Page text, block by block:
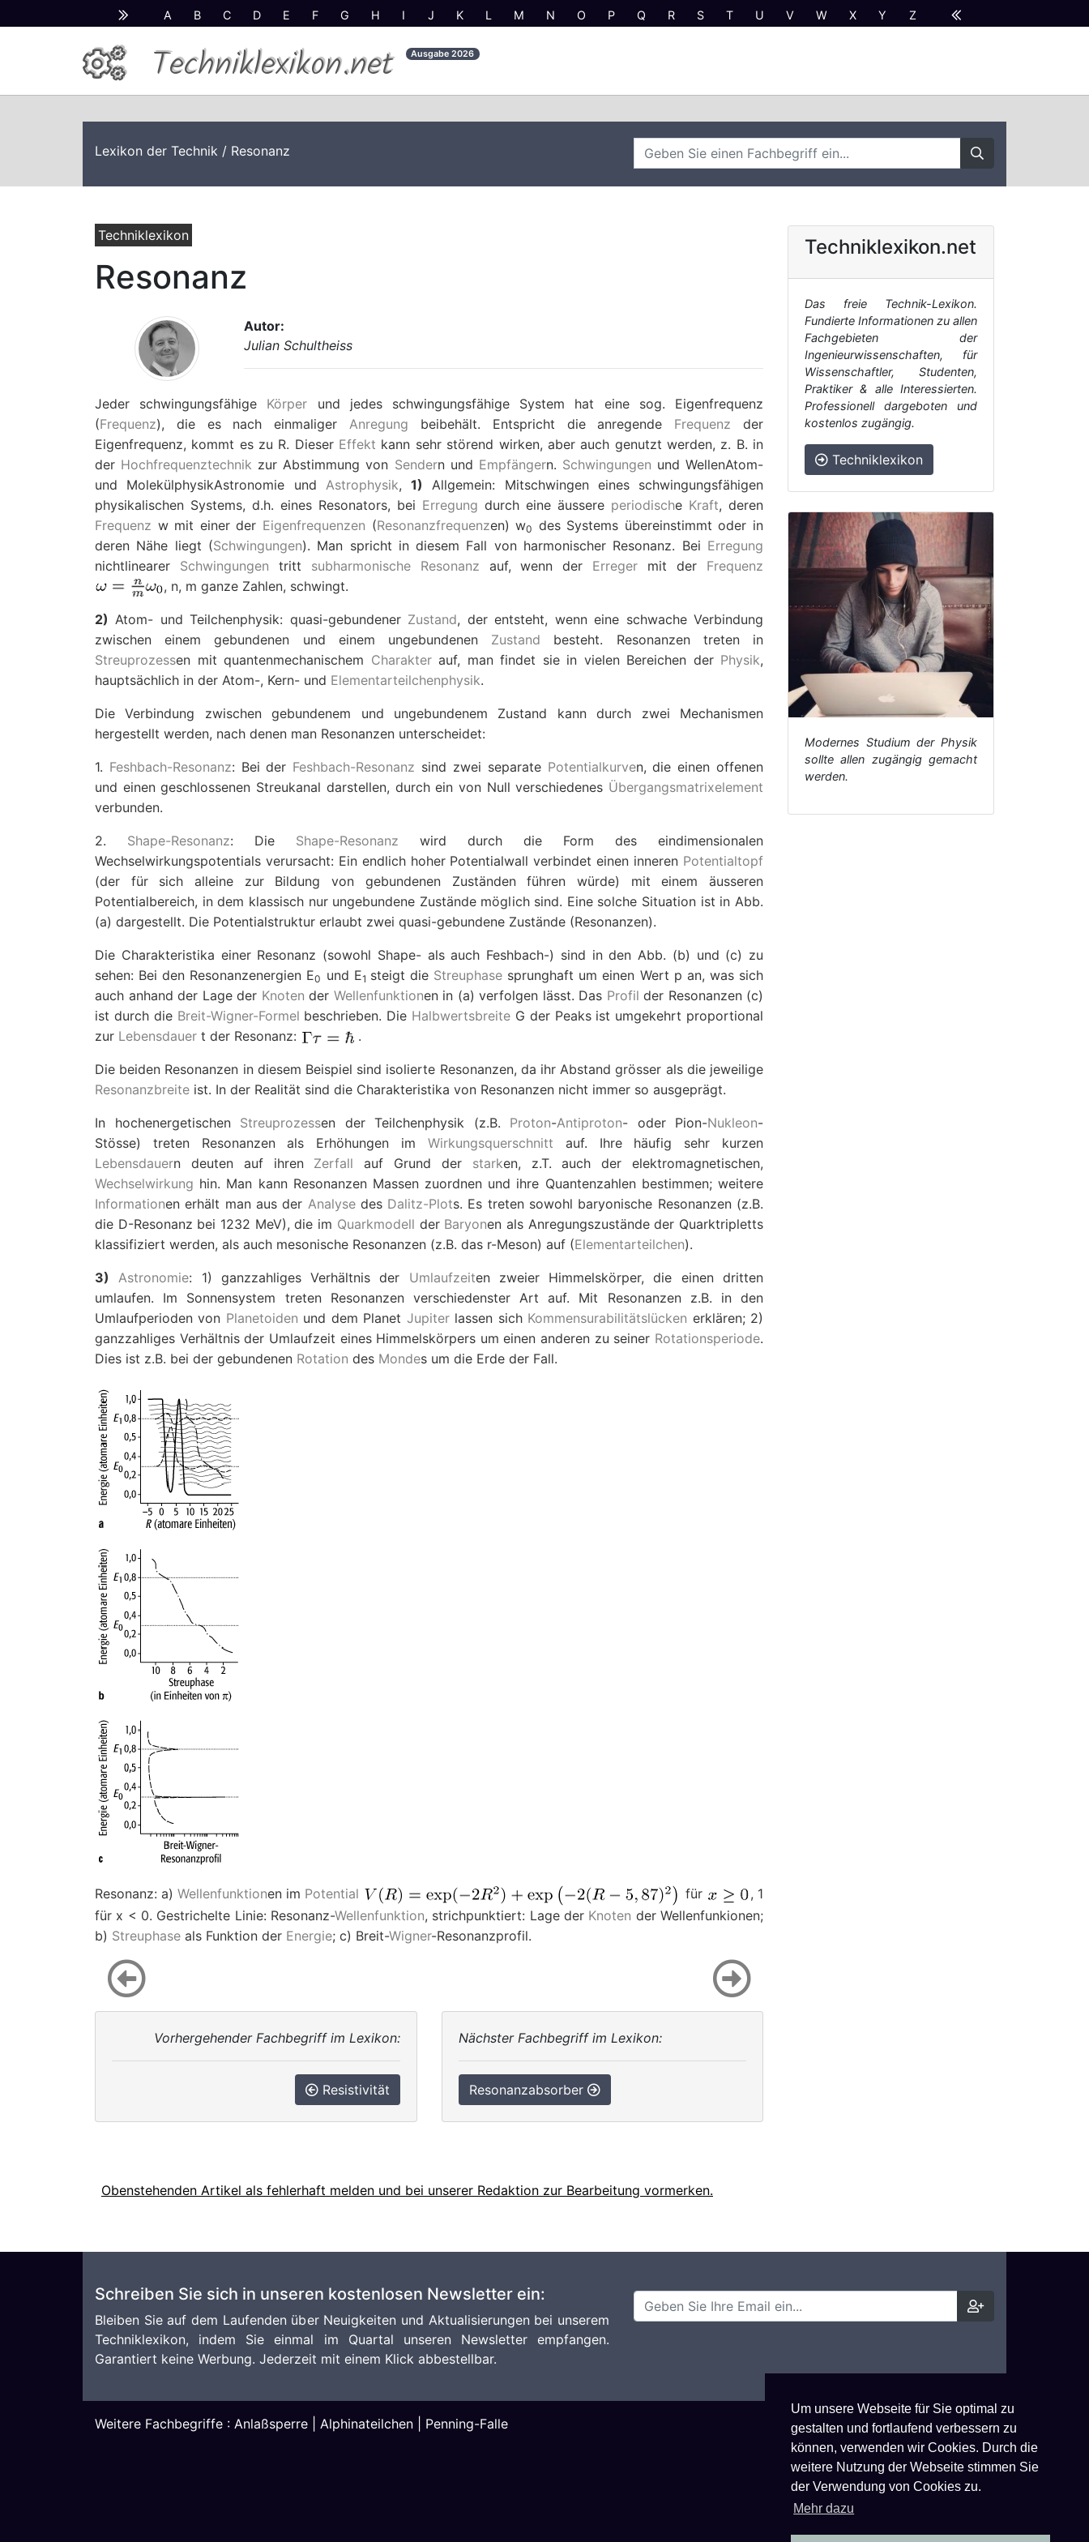
Um unsere Webseite für Sie optimal zu
gestalten und fortlaufend verbessern zu
können, verwenden wir Cookies. Durch die
weitere Nutzung der Webseite stimmen Sie
der Verwendung von Cookies zu.
Mehr dazu
A B C D E F G H I J K L M N O P Q R S T U V W X Y Z
Techniklexikon.net Ausgabe2026
Lexikon der Technik / Resonanz
Techniklexikon
Resonanz
Autor:
Julian Schultheiss
Jeder schwingungsfähige Körper und jedes schwingungsfähige System hat eine sog. Eigenfrequenz
(Frequenz), die es nach einmaligerAnregung beibehält. Entspricht die anregende Frequenz der
Eigenfrequenz, kommt es zu R. Dieser Effekt kann sehr störend wirken, aber auch genutzt werden, z. B. in
der Hochfrequenztechnik zur Abstimmung von Sendern und Empfängern. Schwingungen und WellenAtom-
und MolekülphysikAstronomie und Astrophysik, 1) Allgemein: Mitschwingen eines schwingungsfähigen
physikalischen Systems, d.h. eines Resonators, bei Erregung durch eine äussere periodische Kraft, deren
Frequenz wmit einer der Eigenfrequenzen (Resonanzfrequenzen)w0 des Systems übereinstimmt oder in
deren Nähe liegt (Schwingungen). Man spricht in diesem Fall von harmonischer Resonanz. Bei Erregung
nichtlinearer Schwingungen tritt subharmonische Resonanz auf, wenn der Erreger mit der Frequenz
, n, m ganze Zahlen, schwingt.
2) Atom- und Teilchenphysik: quasi-gebundener Zustand, der entsteht, wenn eine schwache Verbindung
zwischen einem gebundenen und einem ungebundenen Zustand besteht. Resonanzen treten in
Streuprozessen mit quantenmechanischem Charakterauf, man findet sie in vielen Bereichen der Physik,
hauptsächlich in der Atom-, Kern- und Elementarteilchenphysik.
Die Verbindung zwischen gebundenem und ungebundenem Zustand kann durch zwei Mechanismen
hergestellt werden, nach denen man Resonanzen unterscheidet:
1. Feshbach-Resonanz: Bei der Feshbach-Resonanz sind zwei separate Potentialkurven, die einen offenen
und einen geschlossenen Streukanal darstellen, durch ein von Null verschiedenes Übergangsmatrixelement
verbunden.
2. Shape-Resonanz: Die Shape-Resonanz wird durch die Form des eindimensionalen
Wechselwirkungspotentials verursacht: Ein endlich hoher Potentialwall verbindet einen inneren Potentialtopf
(der für sich alleine zur Bildung von gebundenen Zuständen führen würde) mit einem äusseren
Potentialbereich, in dem klassisch nur ungebundene Zustände möglich sind. Eine solche Situation ist in Abb.
(a) dargestellt. Die Potentialstruktur erlaubt zwei quasi-gebundene Zustände (Resonanzen).
Die Charakteristika einer Resonanz (sowohl Shape- als auch Feshbach-) sind in den Abb. (b) und (c) zu
sehen: Bei den Resonanzenergien E0 und E1 steigt die Streuphase sprunghaft um einen Wert p an, was sich
auch anhand der Lage der Knoten der Wellenfunktionen in (a) verfolgen lässt. Das Profil der Resonanzen (c)
ist durch die Breit-Wigner-Formel beschrieben. Die Halbwertsbreite G der Peaks ist umgekehrt proportional
zur Lebensdauer t der Resonanz: .
Die beiden Resonanzen in diesem Beispiel sind isolierte Resonanzen, da ihr Abstand grösser als die jeweilige
Resonanzbreite ist. In der Realität sind die Charakteristika von Resonanzen nicht immer so ausgeprägt.
In hochenergetischen Streuprozessen der Teilchenphysik (z.B. Proton-Antiproton- oder Pion-Nukleon-
Stösse) treten Resonanzen als Erhöhungen im Wirkungsquerschnitt auf. Ihre häufig sehr kurzen
Lebensdauern deuten auf ihren Zerfall auf Grund der starken, z.T. auch der elektromagnetischen,
Wechselwirkung hin. Man kann Resonanzen Massen zuordnen und ihre Quantenzahlen bestimmen; weitere
Informationen erhält man aus der Analysedes Dalitz-Plots. Es treten sowohl baryonische Resonanzen (z.B.
die D-Resonanz bei 1232 MeV), die im Quarkmodell der Baryonen als Anregungszustände der Quarktripletts
klassifiziert werden, als auch mesonische Resonanzen (z.B. das r-Meson) auf (Elementarteilchen).
3) Astronomie: 1) ganzzahliges Verhältnis der Umlaufzeiten zweier Himmelskörper, die einen dritten
umlaufen. Im Sonnensystem treten Resonanzen verschiedenster Art auf. Mit Resonanzen z.B. in den
Umlaufperioden von Planetoiden und dem Planet Jupiterlassen sich Kommensurabilitätslücken erklären; 2)
ganzzahliges Verhältnis der Umlaufzeit eines Himmelskörpers um einen anderen zu seiner Rotationsperiode.
Dies ist z.B. bei der gebundenen Rotation des Mondes um die Erde der Fall.
Resonanz: a) Wellenfunktionen im Potential für
, 1
für x < 0. Gestrichelte Linie: Resonanz-Wellenfunktion, strichpunktiert: Lage der Knoten der Wellenfunkionen;
b) Streuphase als Funktion der Energie; c) Breit-Wigner-Resonanzprofil.
Vorhergehender Fachbegriff im Lexikon:
Resistivität
Nächster Fachbegriff im Lexikon:
Resonanzabsorber
Obenstehenden Artikel als fehlerhaft melden und bei unserer Redaktion zur Bearbeitung vormerken.
Techniklexikon.net
Das freie Technik-Lexikon.
Fundierte Informationen zu allen
Fachgebieten der
Ingenieurwissenschaften, für
Wissenschaftler, Studenten,
Praktiker & alle Interessierten.
Professionell dargeboten und
kostenlos zugängig.
Techniklexikon
Modernes Studium der Physik
sollte allen zugängig gemacht
werden.
Schreiben Sie sich in unseren kostenlosen Newsletter ein:
Bleiben Sie auf dem Laufenden über Neuigkeiten und Aktualisierungen bei unserem
Techniklexikon, indem Sie einmal im Quartal unseren Newsletter empfangen.
Garantiert keine Werbung. Jederzeit mit einem Klick abbestellbar.
Weitere Fachbegriffe : Anlaßsperre Alphinateilchen Penning-Falle